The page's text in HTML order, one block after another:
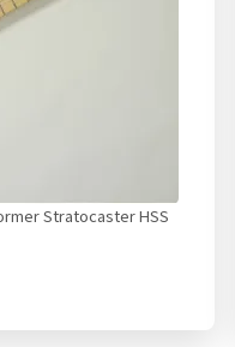
Stratocaster HSS